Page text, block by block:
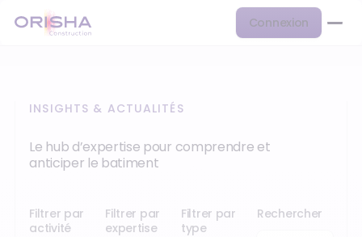
Connexion
INSIGHTS & ACTUALITÉS
Le hub d’expertise pour comprendre et
anticiper le batiment
Filtrer par
activité
Filtrer par
expertise
Filtrer par
type
Rechercher